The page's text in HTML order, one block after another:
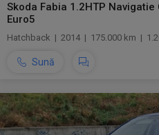
Skoda Fabia 1.2HTP
Euro5
Hatchback | 2014 | 175.000 km |
Sună